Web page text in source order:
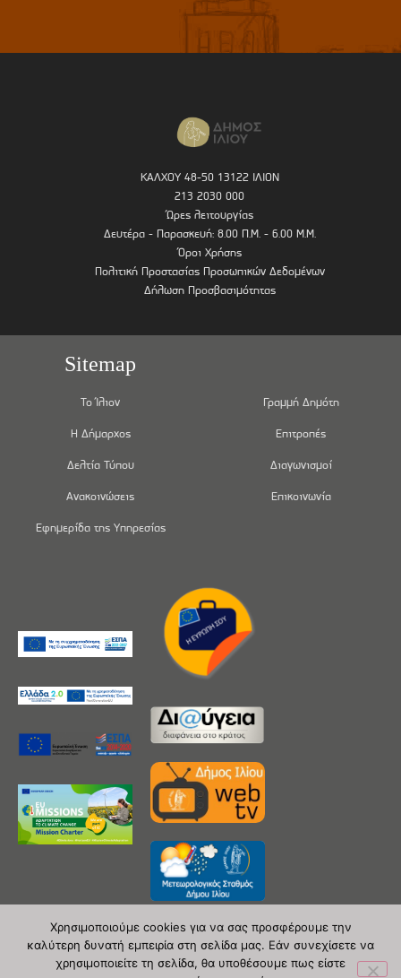
ΚΑΛΧΟΥ 48-50 13122 ΙΛΙΟΝ
213 2030 000
Ώρες λειτουργίας
Δευτέρα - Παρασκευή: 8.00 Π.Μ. - 6.00 Μ.Μ.
Όροι Χρήσης
Πολιτική Προστασίας Προσωπικών Δεδομένων
Δήλωση Προσβασιμότητας
Sitemap
Το Ίλιον
Η Δήμαρχος
Δελτία Τύπου
Ανακοινώσεις
Εφημερίδα της Υπηρεσίας
Γραμμή Δημότη
Επιτροπές
Διαγωνισμοί
Επικοινωνία
Χρησιμοποιούμε cookies για να σας προσφέρουμε την
καλύτερη δυνατή εμπειρία στη σελίδα μας. Εάν συνεχίσετε να
χρησιμοποιείτε τη σελίδα, θα υποθέσουμε πως είστε